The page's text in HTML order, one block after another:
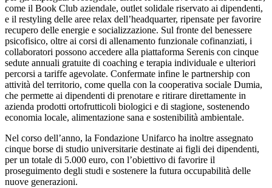
come il Book Club aziendale, outlet solidale riservato ai dipendenti,
e il restyling delle aree relax dell’headquarter, ripensate per favorire
recupero delle energie e socializzazione. Sul fronte del benessere
psicofisico, oltre ai corsi di allenamento funzionale cofinanziati, i
collaboratori possono accedere alla piattaforma Serenis con cinque
sedute annuali gratuite di coaching e terapia individuale e ulteriori
percorsi a tariffe agevolate. Confermate infine le partnership con
attività del territorio, come quella con la cooperativa sociale Dumia,
che permette ai dipendenti di prenotare e ritirare direttamente in
azienda prodotti ortofrutticoli biologici e di stagione, sostenendo
economia locale, alimentazione sana e sostenibilità ambientale.
Nel corso dell’anno, la Fondazione Unifarco ha inoltre assegnato
cinque borse di studio universitarie destinate ai figli dei dipendenti,
per un totale di 5.000 euro, con l’obiettivo di favorire il
proseguimento degli studi e sostenere la futura occupabilità delle
nuove generazioni.